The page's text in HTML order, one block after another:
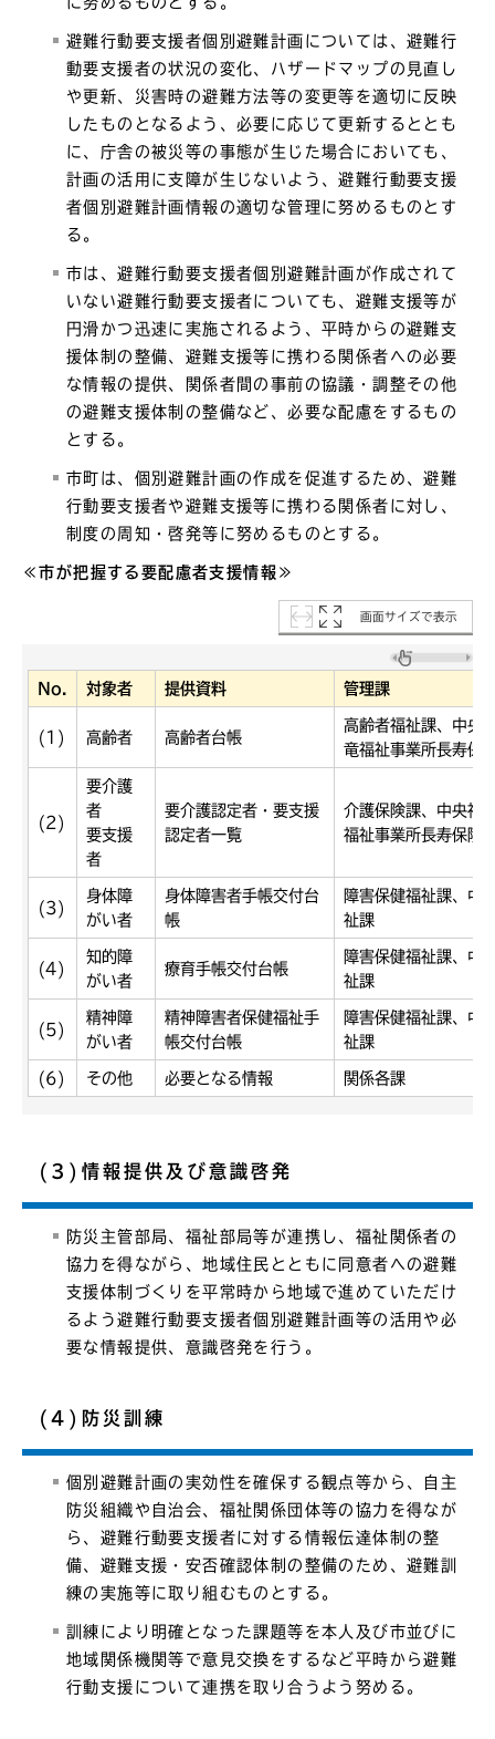
避難行動要支援者個別避難計画については、避難行
動要支援者の状況の変化、ハザードマップの見直し
や更新、災害時の避難方法等の変更等を適切に反映
したものとなるよう、必要に応じて更新するととも
に、庁舎の被災等の事態が生じた場合においても、
計画の活用に支障が生じないよう、避難行動要支援
者個別避難計画情報の適切な管理に努めるものとす
る。
市は、避難行動要支援者個別避難計画が作成されて
いない避難行動要支援者についても、避難支援等が
円滑かつ迅速に実施されるよう、平時からの避難支
援体制の整備、避難支援等に携わる関係者への必要
な情報の提供、関係者間の事前の協議・調整その他
の避難支援体制の整備など、必要な配慮をするもの
とする。
市町は、個別避難計画の作成を促進するため、避難
行動要支援者や避難支援等に携わる関係者に対し、
制度の周知・啓発等に努めるものとする。
≪市が把握する要配慮者支援情報≫
画面サイズで表示
No. 対象者 提供資料 管理課
(1) 高齢者 高齢者台帳
高齢者福祉課、中央
竜福祉事業所長寿保
(2)
要介護
者
要支援
者
要介護認定者・要支援
認定者一覧
介護保険課、中央福
福祉事業所長寿保険
(3)
身体障
がい者
身体障害者手帳交付台
帳
障害保健福祉課、中
祉課
(4)
知的障
がい者
療育手帳交付台帳
障害保健福祉課、中
祉課
(5)
精神障
がい者
精神障害者保健福祉手
帳交付台帳
障害保健福祉課、中
祉課
(6) その他 必要となる情報 関係各課
(3)情報提供及び意識啓発
防災主管部局、福祉部局等が連携し、福祉関係者の
協力を得ながら、地域住民とともに同意者への避難
支援体制づくりを平常時から地域で進めていただけ
るよう避難行動要支援者個別避難計画等の活用や必
要な情報提供、意識啓発を行う。
(4)防災訓練
個別避難計画の実効性を確保する観点等から、自主
防災組織や自治会、福祉関係団体等の協力を得なが
ら、避難行動要支援者に対する情報伝達体制の整
備、避難支援・安否確認体制の整備のため、避難訓
練の実施等に取り組むものとする。
訓練により明確となった課題等を本人及び市並びに
地域関係機関等で意見交換をするなど平時から避難
行動支援について連携を取り合うよう努める。